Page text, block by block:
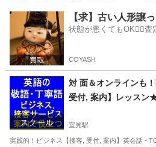
福岡 福岡市 室見駅 ビジネス英語
ビジネス英語
【求】古い人形譲
状態が悪くてもOK🙆‍♀️査
COYASH
スクール
対 面＆オンラインも
受付, 案内】レッスン
約）をスムーズに運ぶ！
室見駅
実践的！ビジネス【接客, 受付, 案内】英会話 -